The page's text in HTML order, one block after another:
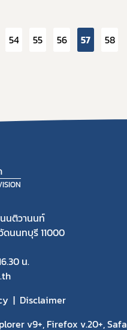
54 55 56 57 58
นติวานนท์
นนทบุรี 11000
น.
Disclaimer
v9+, Firefox v.20+,